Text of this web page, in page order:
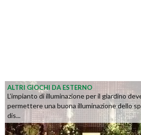
ALTRI GIOCHI DA ESTERNO
L’impianto di illuminazione per il giardino
permettere una buona illuminazione dello
dis...